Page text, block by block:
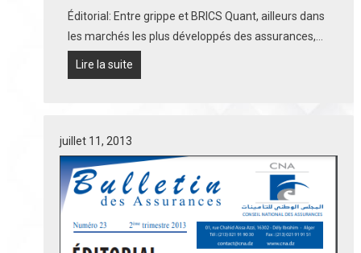
Éditorial: Entre grippe et BRICS Quant, ailleurs dans
les marchés les plus développés des assurances,…
Lire la suite
juillet 11, 2013